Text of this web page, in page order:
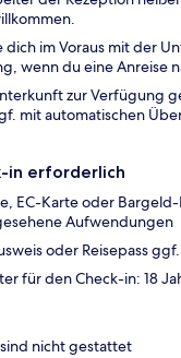
dich im Voraus mit der
wenn du eine Anreise
zur Verfügung
mit automatischen
in erforderlich
EC-Karte oder
Aufwendungen
oder Reisepass
für den Check-in: 18
nicht gestattet